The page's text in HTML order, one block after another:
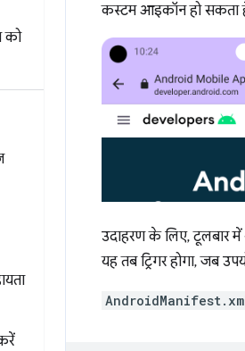
को
कस्टम आइकॉन हो सकता
उदाहरण के लिए, टूलबार
यह तब ट्रिगर होगा, जब